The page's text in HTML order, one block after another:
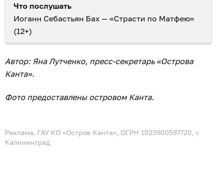
Что послушать
Иоганн Себастьян Бах — «Страсти по Матфею»
(12+)
Автор: Яна Лутченко, пресс-секретарь «Острова
Канта».
Фото предоставлены островом Канта.
Реклама. ГАУ КО «Остров Канта», ОГРН 1023900597720, г.
Калининград